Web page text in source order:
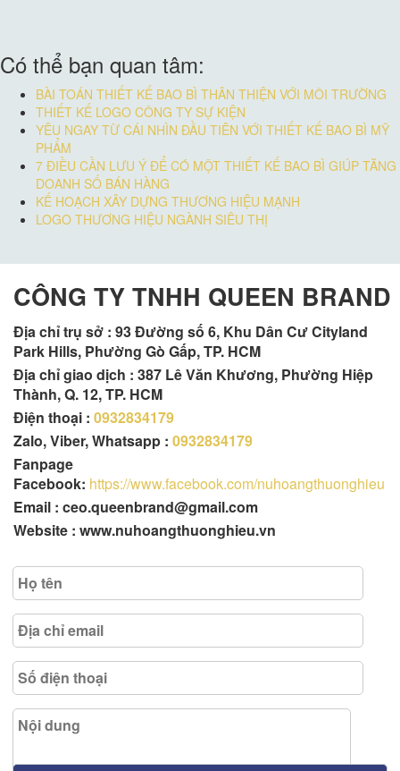
Có thể bạn quan tâm:
BÀI TOÁN THIẾT KẾ BAO BÌ THÂN THIỆN VỚI MÔI TRƯỜNG
THIẾT KẾ LOGO CÔNG TY SỰ KIỆN
YÊU NGAY TỪ CÁI NHÌN ĐẦU TIÊN VỚI THIẾT KẾ BAO BÌ MỸ
PHẨM
7 ĐIỀU CẦN LƯU Ý ĐỂ CÓ MỘT THIẾT KẾ BAO BÌ GIÚP TĂNG
DOANH SỐ BÁN HÀNG
KẾ HOẠCH XÂY DỰNG THƯƠNG HIỆU MẠNH
LOGO THƯƠNG HIỆU NGÀNH SIÊU THỊ
CÔNG TY TNHH QUEEN BRAND
Địa chỉ trụ sở : 93 Đường số 6, Khu Dân Cư Cityland
Park Hills, Phường Gò Gấp, TP. HCM
Địa chỉ giao dịch : 387 Lê Văn Khương, Phường Hiệp
Thành, Q. 12, TP. HCM
Điện thoại : 0932834179
Zalo, Viber, Whatsapp : 0932834179
Fanpage
Facebook: https://www.facebook.com/nuhoangthuonghieu
Email : ceo.queenbrand@gmail.com
Website : www.nuhoangthuonghieu.vn